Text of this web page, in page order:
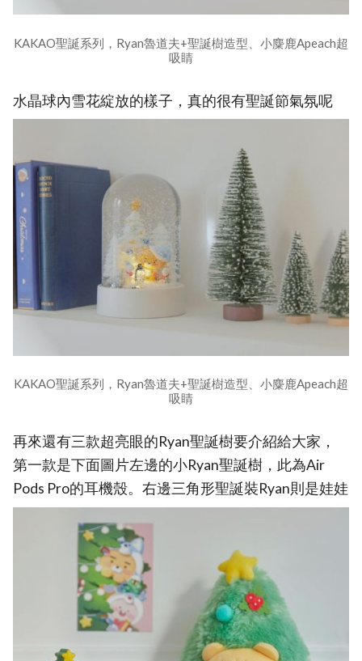
KAKAO聖誕系列，Ryan魯道夫+聖誕樹造型、小麋鹿Apeach超
吸睛
水晶球內雪花綻放的樣子，真的很有聖誕節氣氛呢
KAKAO聖誕系列，Ryan魯道夫+聖誕樹造型、小麋鹿Apeach超
吸睛
再來還有三款超亮眼的Ryan聖誕樹要介紹給大家，
第一款是下面圖片左邊的小Ryan聖誕樹，此為Air
Pods Pro的耳機殼。右邊三角形聖誕裝Ryan則是娃娃